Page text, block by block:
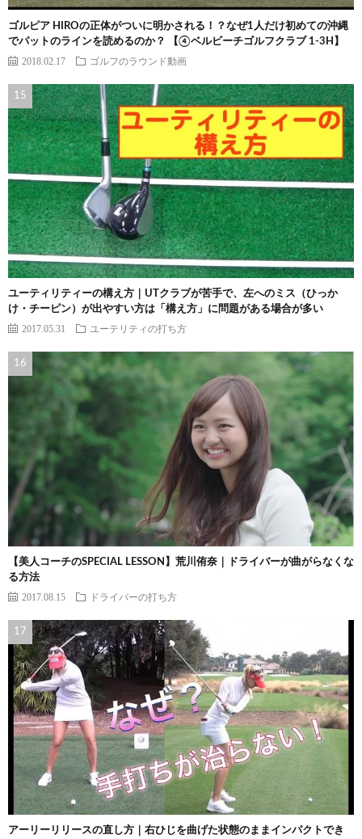
ゴルピア HIROの正体がついに明かされる！？なぜ1人だけ初めての沖縄
でパットのラインを読めるのか？ 【④ベルビーチゴルフクラブ 1-3H】
2018.02.17 ゴルフのラウンド動画
ユーティリティーの構え方｜UTクラブが苦手で、左へのミス（ひっか
け・チーピン）が出やすい方は「構え方」に問題がある場合が多い
2017.05.31 ユーテリティの打ち方
【美人コーチのSPECIAL LESSON】荒川侑奈｜ドライバーが曲がらなくな
る方法
2017.08.15 ドライバーの打ち方
アーリーリリースの直し方｜右ひじを曲げた状態のままインパクトでき